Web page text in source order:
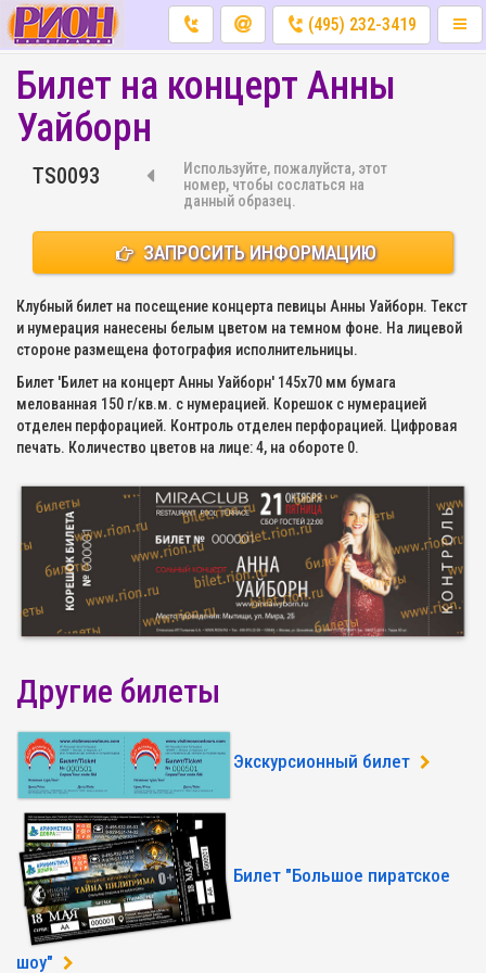
(495) 232-3419
Билет на концерт Анны
Уайборн
TS0093
Используйте, пожалуйста, этот
номер, чтобы сослаться на
данный образец.
ЗАПРОСИТЬ ИНФОРМАЦИЮ
Клубный билет на посещение концерта певицы Анны Уайборн. Текст
и нумерация нанесены белым цветом на темном фоне. На лицевой
стороне размещена фотография исполнительницы.
Билет 'Билет на концерт Анны Уайборн' 145х70 мм бумага
мелованная 150 г/кв.м. с нумерацией. Корешок с нумерацией
отделен перфорацией. Контроль отделен перфорацией. Цифровая
печать. Количество цветов на лице: 4, на обороте 0.
Другие билеты
Экскурсионный билет
Билет "Большое пиратское
шоу"